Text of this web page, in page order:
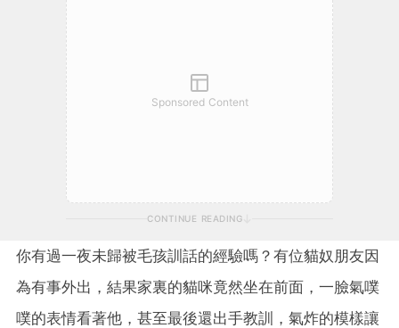
Sponsored Content
CONTINUE READING
你有過一夜未歸被毛孩訓話的經驗嗎？有位貓奴朋友因
為有事外出，結果家裏的貓咪竟然坐在前面，一臉氣噗
噗的表情看著他，甚至最後還出手教訓，氣炸的模樣讓